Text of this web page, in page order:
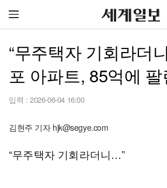
“무주택자 기회라더
포 아파트, 85억에
입력 : 2026-06-04 16:00
김현주 기자 hjk@segye.com
“무주택자 기회라더니…”